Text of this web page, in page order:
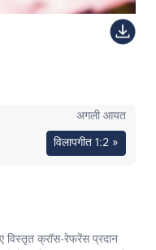
अगली आयत
विलापगीत 1:2 »
क्रॉस-रेफरेंस प्रदान